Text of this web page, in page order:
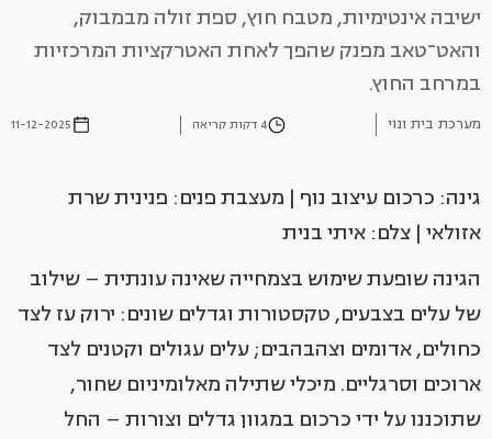
ישיבה אינטימיות, מטבח חוץ, ספת זולה מבמבוק,
והאט־טאב מפנק שהפך לאחת האטרקציות המרכזיות
במרחב החוץ.
מערכת בית ונוי 4 דקות קריאה 11-12-2025
גינה: כרכום עיצוב נוף | מעצבת פנים: פנינית שרת
אזולאי | צלם: איתי בנית
הגינה שופעת שימוש בצמחייה שאינה עונתית – שילוב
של עלים בצבעים, טקסטורות וגדלים שונים: ירוק עז לצד
כחולים, אדומים וצהבהבים; עלים עגולים וקטנים לצד
ארוכים וסרגליים. מיכלי שתילה מאלומיניום שחור,
שתוכננו על ידי כרכום במגוון גדלים וצורות – החל